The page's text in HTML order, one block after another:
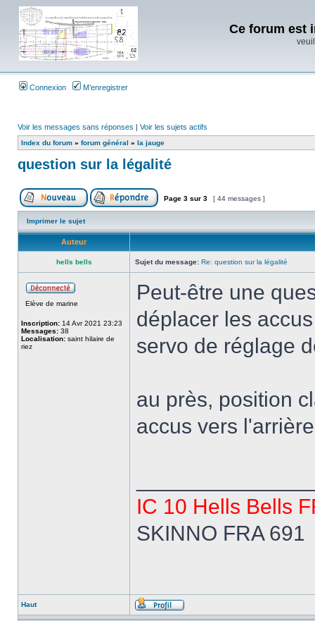
Ce forum est
Connexion M’enregistrer
Voir les messages sans réponses | Voir les sujets actifs
Index du forum » forum général » la jauge
question sur la légalité
Page 3 sur 3 [ 44 messages ]
Imprimer le sujet
Auteur
hells bells Sujet du message: Re: question sur la légalité
Elève de marine
Inscription: 14 Avr 2021 23:23
Messages: 38
Localisation: saint hilaire de
riez
Peut-être une
déplacer les
servo de réglage
au près, position
accus vers
IC 10 Hells Bells
SKINNO FRA 691
Haut